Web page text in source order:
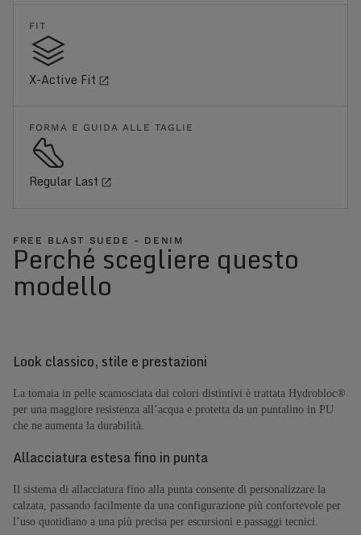
FIT
X-Active Fit
FORMA E GUIDA ALLE TAGLIE
Regular Last
FREE BLAST SUEDE - DENIM
Perché scegliere questo
modello
Look classico, stile e prestazioni
La tomaia in pelle scamosciata dai colori distintivi è trattata Hydrobloc®
per una maggiore resistenza all’acqua e protetta da un puntalino in PU
che ne aumenta la durabilità.
Allacciatura estesa fino in punta
Il sistema di allacciatura fino alla punta consente di personalizzare la
calzata, passando facilmente da una configurazione più confortevole per
l’uso quotidiano a una più precisa per escursioni e passaggi tecnici.